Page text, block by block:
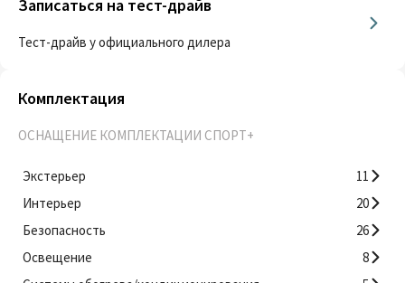
Записаться на тест-драйв
Тест-драйв у официального дилера
Комплектация
ОСНАЩЕНИЕ КОМПЛЕКТАЦИИ СПОРТ+
Экстерьер
11
Интерьер
20
Безопасность
26
Освещение
8